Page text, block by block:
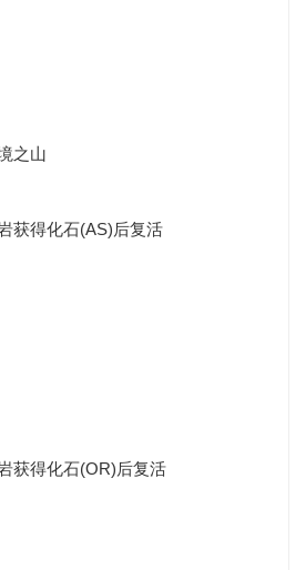
之山
获得化石(AS)后复活
获得化石(OR)后复活